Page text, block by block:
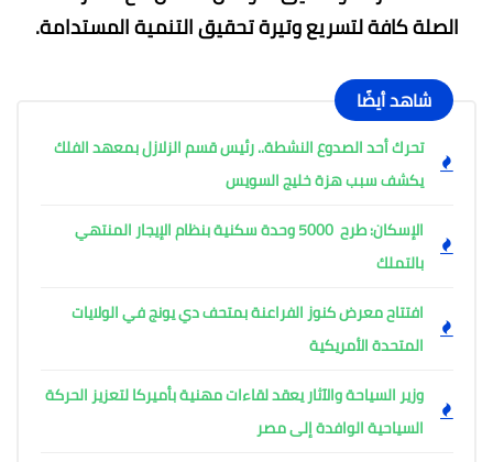
الصلة كافة لتسريع وتيرة تحقيق التنمية المستدامة.
شاهد أيضًا
تحرك أحد الصدوع النشطة.. رئيس قسم الزلازل بمعهد الفلك
يكشف سبب هزة خليج السويس
الإسكان: طرح 5000 وحدة سكنية بنظام الإيجار المنتهي
بالتملك
افتتاح معرض كنوز الفراعنة بمتحف دي يونج في الولايات
المتحدة الأمريكية
وزير السياحة والآثار يعقد لقاءات مهنية بأميركا لتعزيز الحركة
السياحية الوافدة إلى مصر